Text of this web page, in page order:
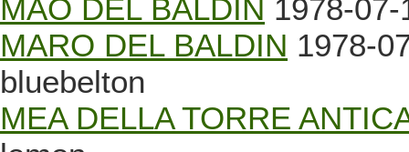
MAO DEL BALDIN 1978-
MARO DEL BALDIN 1978-
bluebelton
MEA DELLA TORRE